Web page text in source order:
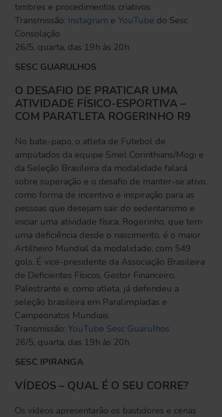
timbres e procedimentos criativos.
Transmissão: Instagram e YouTube do Sesc
Consolação
26/5, quarta, das 19h às 20h
SESC GUARULHOS
O DESAFIO DE PRATICAR UMA
ATIVIDADE FÍSICO-ESPORTIVA –
COM PARATLETA ROGERINHO R9
No bate-papo, o atleta de Futebol de
amputados da equipe Smel Corinthians/Mogi e
da Seleção Brasileira da modalidade falará
sobre superação e o desafio de manter-se ativo,
como forma de incentivo e inspiração para as
pessoas que desejam sair do sedentarismo e
iniciar uma atividade física. Rogerinho, que tem
uma deficiência desde o nascimento, é o maior
Artilheiro Mundial da modalidade, com 549
gols. É vice-presidente da Associação Brasileira
de Deficientes Físicos, Gestor Financeiro,
Palestrante e, como atleta, já defendeu a
seleção brasileira em Paralimpíadas e
Campeonatos Mundiais.
Transmissão: YouTube Sesc Guarulhos
26/5, quarta, das 19h às 20h
SESC IPIRANGA
VÍDEOS – QUAL É O SEU CORRE?
Os vídeos apresentarão os bastidores e cenas